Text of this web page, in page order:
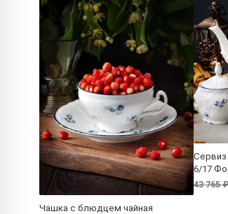
Чашка с блюдцем чайная
Сервиз
6/17
43 765 ₽